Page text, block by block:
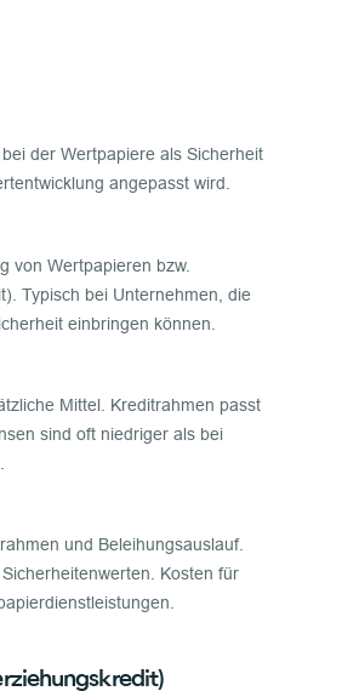
der Wertpapiere als Sicherheit
angepasst wird.
von Wertpapieren bzw.
Typisch bei Unternehmen, die
einbringen können.
Mittel. Kreditrahmen passt
sind oft niedriger als bei
und Beleihungsauslauf.
Kosten für